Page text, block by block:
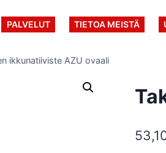
PALVELUT TIETOA MEISTÄ
ikkunatiiviste AZU ovaali